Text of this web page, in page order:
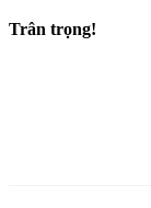
Trân trọng!